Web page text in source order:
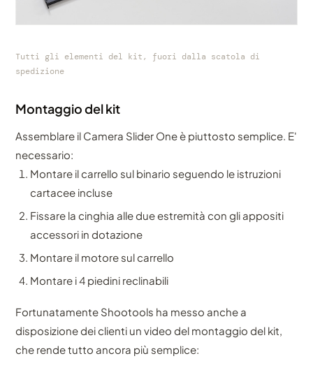
Tutti gli elementi del kit, fuori dalla scatola di
spedizione
Montaggio del kit
Assemblare il Camera Slider One è piuttosto semplice. E'
necessario:
Montare il carrello sul binario seguendo le istruzioni
cartacee incluse
Fissare la cinghia alle due estremità con gli appositi
accessori in dotazione
Montare il motore sul carrello
Montare i 4 piedini reclinabili
Fortunatamente Shootools ha messo anche a
disposizione dei clienti un video del montaggio del kit,
che rende tutto ancora più semplice: